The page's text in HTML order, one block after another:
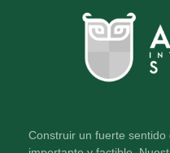
Construir un fuerte